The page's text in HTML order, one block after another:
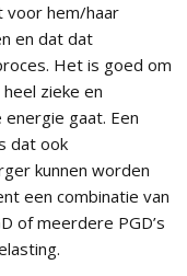
voor hem/haar
en dat dat
Het is goed om
zieke en
gaat. Een
dat ook
kunnen worden
een combinatie van
of meerdere PGD’s